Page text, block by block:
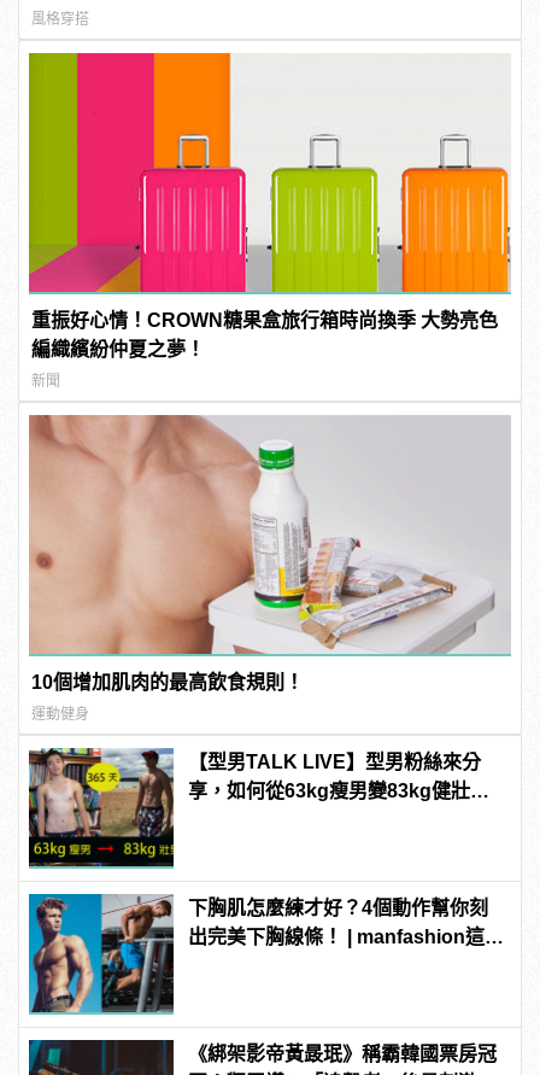
風格穿搭
重振好心情！CROWN糖果盒旅行箱時尚換季 大勢亮色
編織繽紛仲夏之夢！
新聞
10個增加肌肉的最高飲食規則！
運動健身
【型男TALK LIVE】型男粉絲來分
享，如何從63kg瘦男變83kg健壯猛
下胸肌怎麼練才好？4個動作幫你刻
出完美下胸線條！ | manfashion這樣
《綁架影帝黃晸珉》稱霸韓國票房冠